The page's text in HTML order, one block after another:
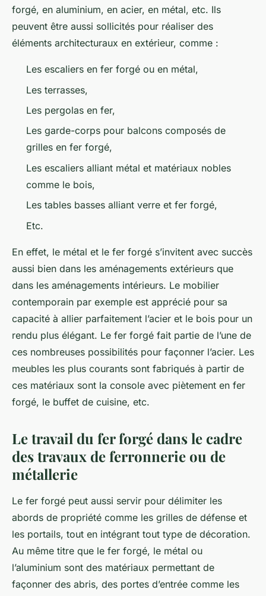
forgé, en aluminium, en acier, en métal, etc. Ils
peuvent être aussi sollicités pour réaliser des
éléments architecturaux en extérieur, comme :
Les escaliers en fer forgé ou en métal,
Les terrasses,
Les pergolas en fer,
Les garde-corps pour balcons composés de
grilles en fer forgé,
Les escaliers alliant métal et matériaux nobles
comme le bois,
Les tables basses alliant verre et fer forgé,
Etc.
En effet, le métal et le fer forgé s’invitent avec succès
aussi bien dans les aménagements extérieurs que
dans les aménagements intérieurs. Le mobilier
contemporain par exemple est apprécié pour sa
capacité à allier parfaitement l’acier et le bois pour un
rendu plus élégant. Le fer forgé fait partie de l’une de
ces nombreuses possibilités pour façonner l’acier. Les
meubles les plus courants sont fabriqués à partir de
ces matériaux sont la console avec piètement en fer
forgé, le buffet de cuisine, etc.
Le travail du fer forgé dans le cadre
des travaux de ferronnerie ou de
métallerie
Le fer forgé peut aussi servir pour délimiter les
abords de propriété comme les grilles de défense et
les portails, tout en intégrant tout type de décoration.
Au même titre que le fer forgé, le métal ou
l’aluminium sont des matériaux permettant de
façonner des abris, des portes d’entrée comme les